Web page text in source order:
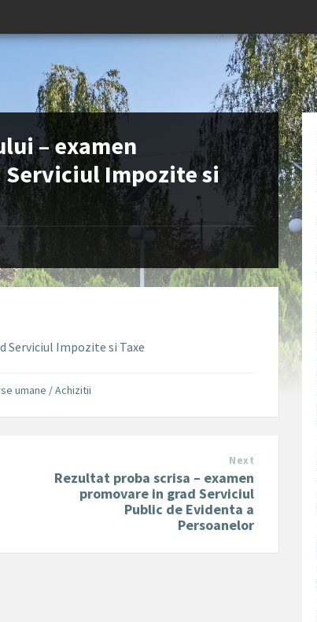
– examen
Impozite si
Serviciul Impozite si Taxe
umane / Achizitii
Next
Rezultat proba scrisa – examen
promovare in grad Serviciul
Public de Evidenta a
Persoanelor